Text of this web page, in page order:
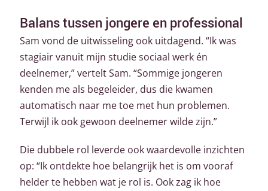
Balans tussen jongere en professional
Sam vond de uitwisseling ook uitdagend. “Ik was
stagiair vanuit mijn studie sociaal werk én
deelnemer,” vertelt Sam. “Sommige jongeren
kenden me als begeleider, dus die kwamen
automatisch naar me toe met hun problemen.
Terwijl ik ook gewoon deelnemer wilde zijn.”
Die dubbele rol leverde ook waardevolle inzichten
op: “Ik ontdekte hoe belangrijk het is om vooraf
helder te hebben wat je rol is. Ook zag ik hoe